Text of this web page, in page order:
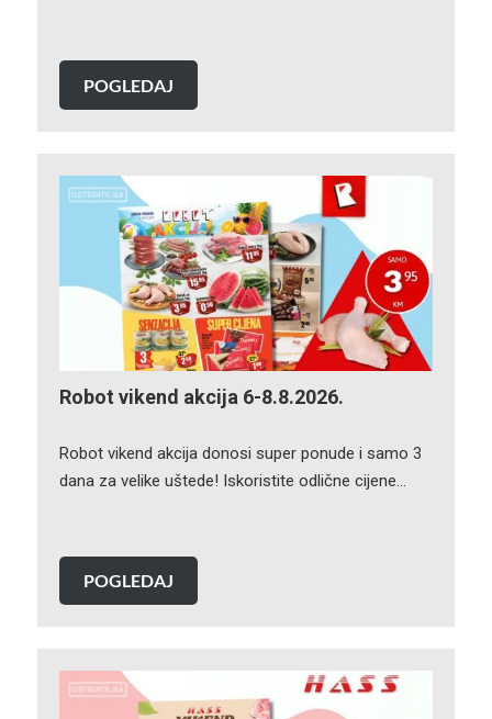
POGLEDAJ
Robot vikend akcija 6-8.8.2026.
Robot vikend akcija donosi super ponude i samo 3
dana za velike uštede! Iskoristite odlične cijene…
POGLEDAJ